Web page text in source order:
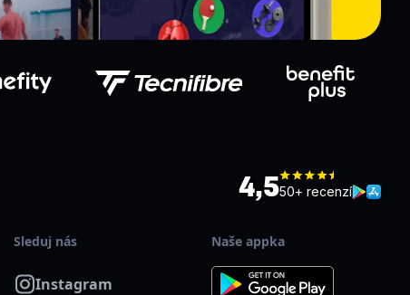
4,550+ recenzí
Sleduj nás
Instagram
Naše appka